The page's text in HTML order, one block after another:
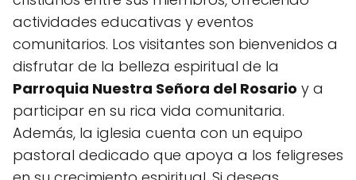
actividades educativas y eventos
comunitarios. Los visitantes son bienvenidos a
disfrutar de la belleza espiritual de la
Parroquia Nuestra Señora del Rosario y a
participar en su rica vida comunitaria.
Además, la iglesia cuenta con un equipo
pastoral dedicado que apoya a los feligreses